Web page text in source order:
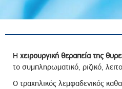
Στελεχών και
- Υποψηφιοτήτων
Η χειρουργική θεραπεία της
το συμπληρωματικό, ριζικό,
Ο τραχηλικός λεμφαδενικός